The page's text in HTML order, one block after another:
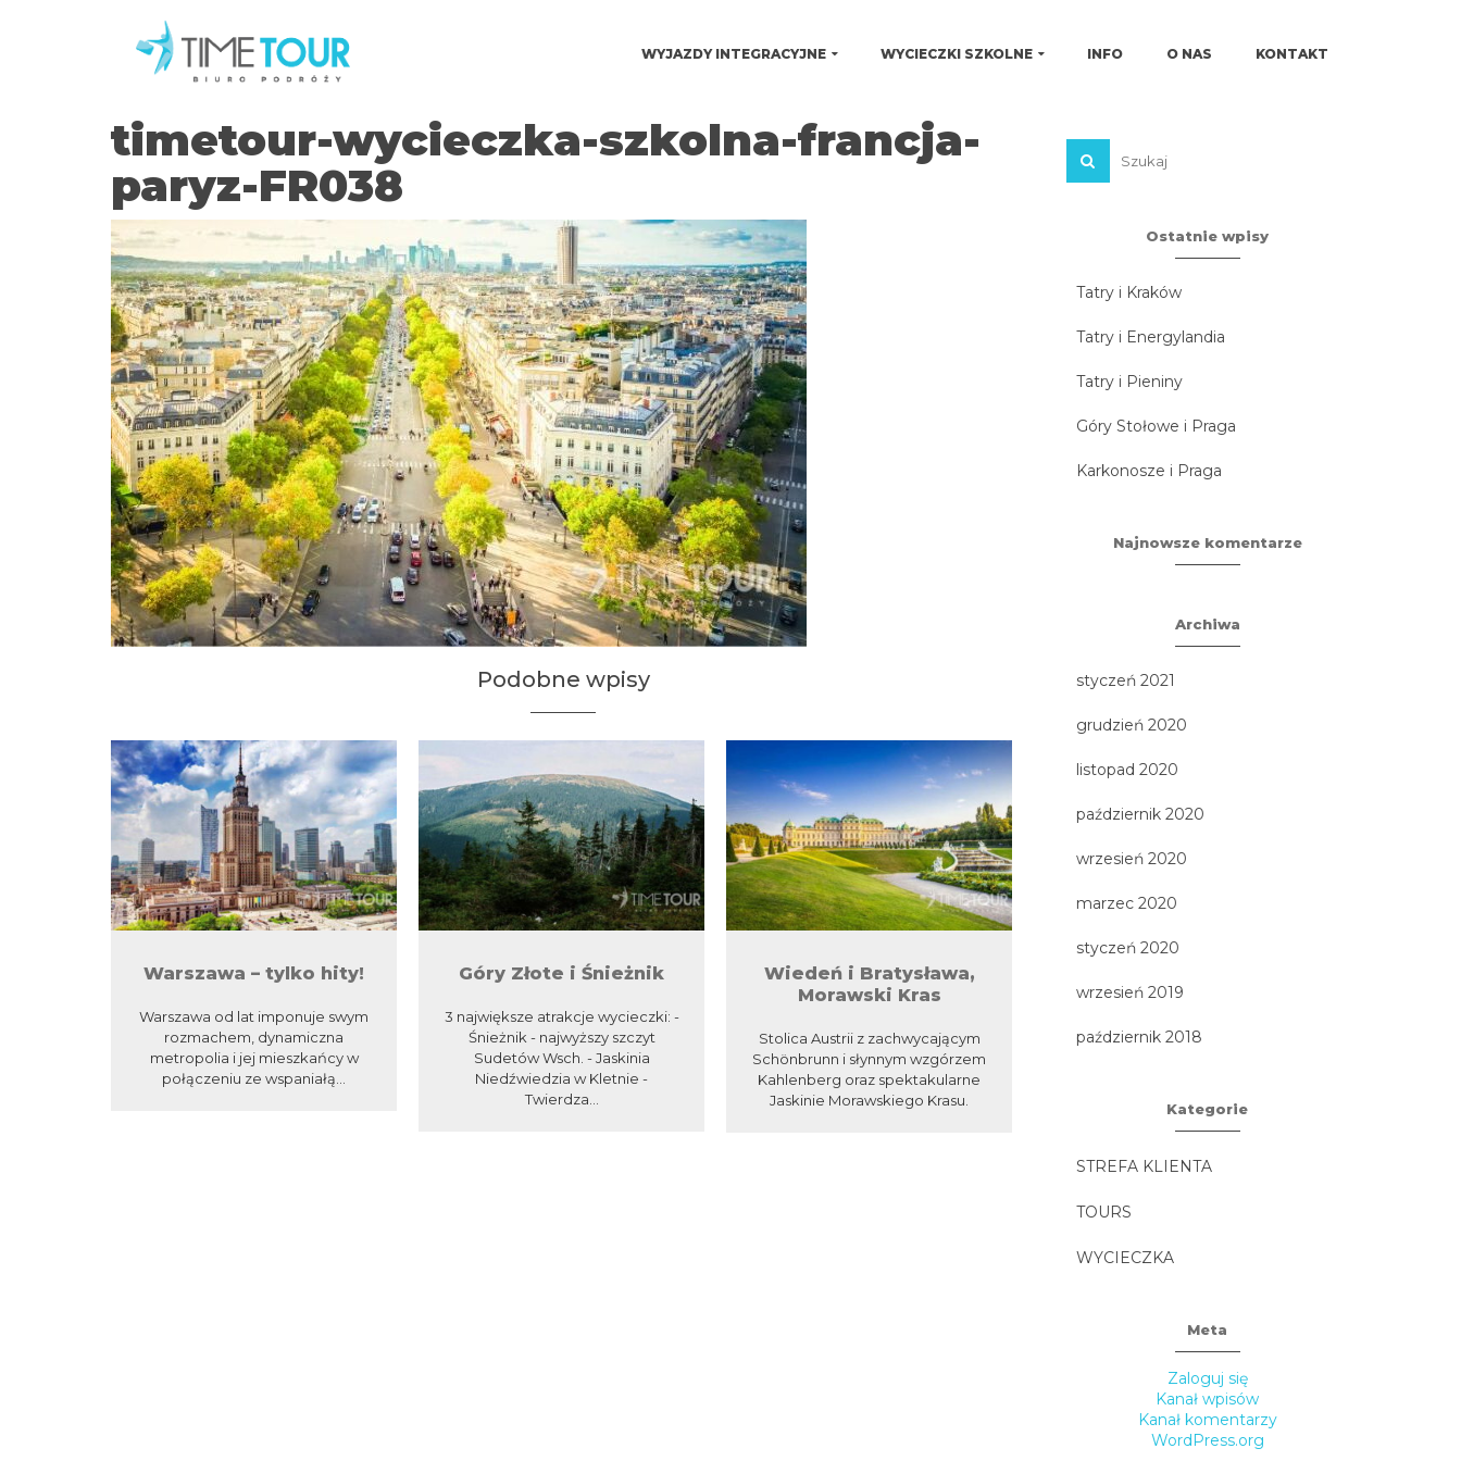
WYJAZDY INTEGRACYJNE WYCIECZKI SZKOLNE INFO O NAS KONTAKT
timetour-wycieczka-szkolna-francja-
paryz-FR038
Podobne wpisy
Warszawa – tylko hity!
Warszawa od lat imponuje swym
rozmachem, dynamiczna
metropolia i jej mieszkańcy w
połączeniu ze wspaniałą...
Góry Złote i Śnieżnik
3 największe atrakcje wycieczki: -
Śnieżnik - najwyższy szczyt
Sudetów Wsch. - Jaskinia
Niedźwiedzia w Kletnie -
Twierdza...
Wiedeń i Bratysława,
Morawski Kras
Stolica Austrii z zachwycającym
Schönbrunn i słynnym wzgórzem
Kahlenberg oraz spektakularne
Jaskinie Morawskiego Krasu.
Europejskiej, nowoczesny
Ostatnie wpisy
Tatry i Kraków
Tatry i Energylandia
Tatry i Pieniny
Góry Stołowe i Praga
Karkonosze i Praga
Najnowsze komentarze
Archiwa
styczeń 2021
grudzień 2020
listopad 2020
październik 2020
wrzesień 2020
marzec 2020
styczeń 2020
wrzesień 2019
październik 2018
Kategorie
STREFA KLIENTA
TOURS
WYCIECZKA
Meta
Zaloguj się
Kanał wpisów
Kanał komentarzy
WordPress.org